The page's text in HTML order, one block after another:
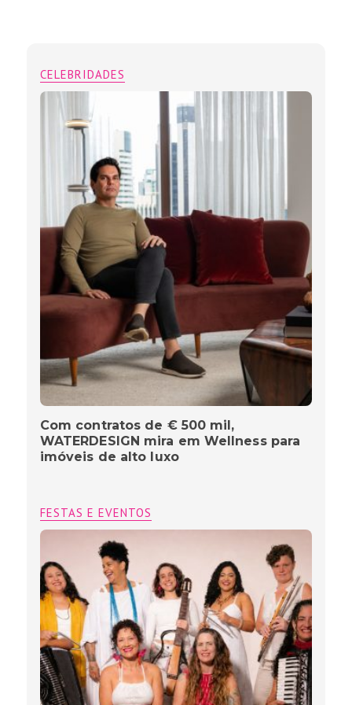
CELEBRIDADES
Com contratos de € 500 mil,
WATERDESIGN mira em Wellness para
imóveis de alto luxo
FESTAS E EVENTOS